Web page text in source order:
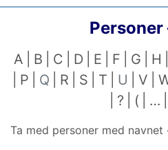
A B C D E F G H
P
Q R S T U V
?
( …
Ta med personer med navnet